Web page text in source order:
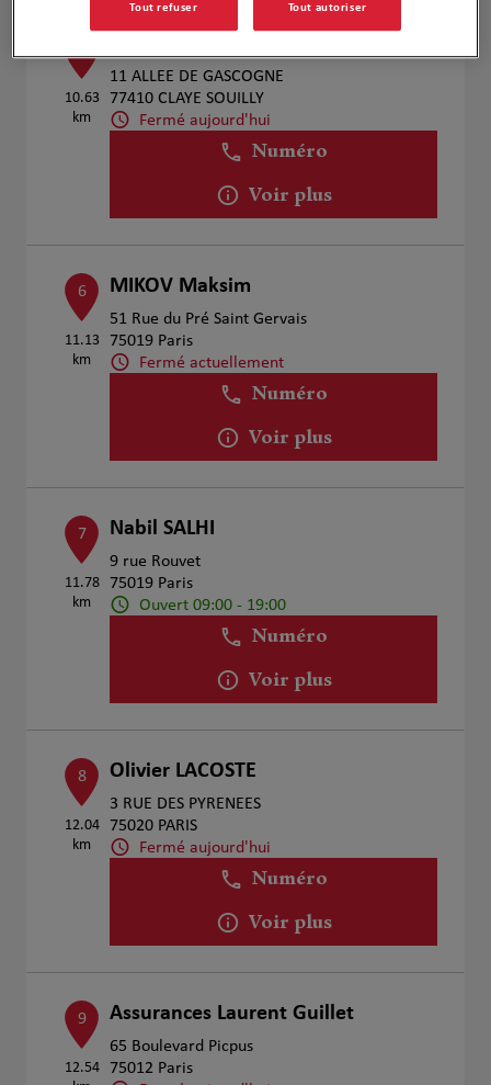
10.63
km
11 ALLEE DE GASCOGNE
77410 CLAYE SOUILLY
Fermé aujourd'hui
Numéro
Voir plus
6
11.13
km
MIKOV Maksim
51 Rue du Pré Saint Gervais
75019 Paris
Fermé actuellement
Numéro
Voir plus
7
11.78
km
Nabil SALHI
9 rue Rouvet
75019 Paris
Ouvert 09:00 - 19:00
Numéro
Voir plus
8
12.04
km
Olivier LACOSTE
3 RUE DES PYRENEES
75020 PARIS
Fermé aujourd'hui
Numéro
Voir plus
9
12.54
Assurances Laurent Guillet
65 Boulevard Picpus
75012 Paris
Tout refuser Tout autoriser